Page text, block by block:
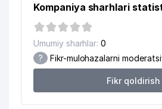
Kompaniya sharhlari
Umumiy sharhlar: 0
? Fikr-mulohazalarni
Fikr qoldirish